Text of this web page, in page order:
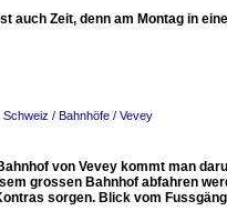
Zeit, denn am Montag in
Schweiz / Bahnhöfe / Vevey
von Vevey kommt man
grossen Bahnhof abfahren
sorgen. Blick vom